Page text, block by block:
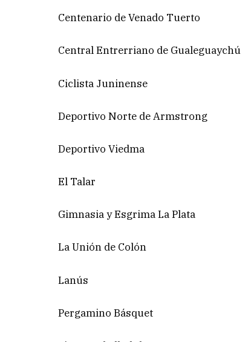
Centenario de Venado Tuerto
Central Entrerriano de Gualeguaychú
Ciclista Juninense
Deportivo Norte de Armstrong
Deportivo Viedma
El Talar
Gimnasia y Esgrima La Plata
La Unión de Colón
Lanús
Pergamino Básquet